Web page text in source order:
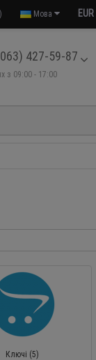
EUR
Мова
427-59-87
з 09:00 - 17:00
Ключі (5)